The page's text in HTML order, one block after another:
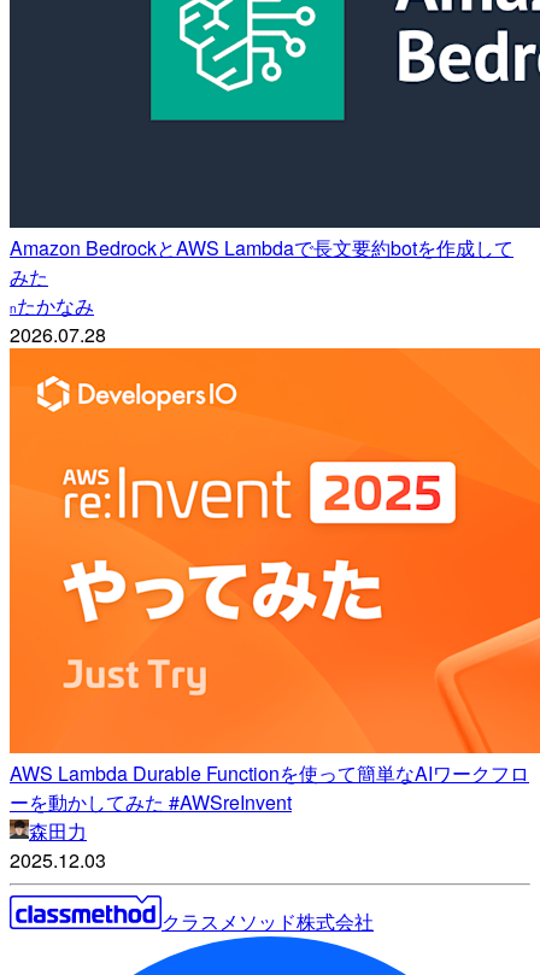
Amazon BedrockとAWS Lambdaで長文要約botを作成して
みた
nたかなみ
2026.07.28
AWS Lambda Durable Functionを使って簡単なAIワークフロ
ーを動かしてみた #AWSreInvent
森田力
2025.12.03
クラスメソッド株式会社